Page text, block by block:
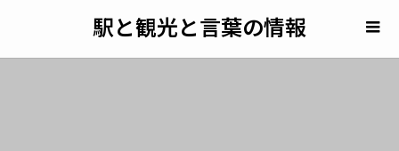
駅と観光と言葉の情報